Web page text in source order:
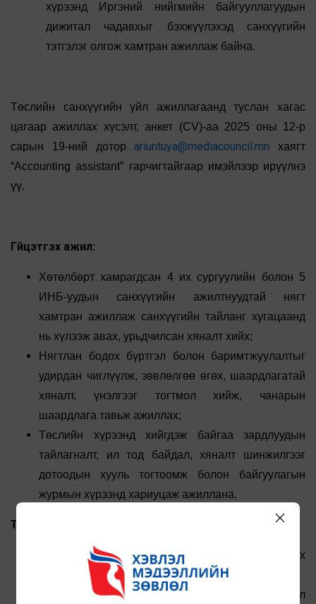
хүрээнд Иргэний нийгмийн байгууллагуудын
дижитал чадавхыг бэхжүүлэхэд санхүүгийн
тэтгэлэг олгож хамтран ажиллаж байна.
Төслийн санхүүгийн үйл ажиллагаанд туслан хагас
цагаар ажиллах хүсэлт, анкет (CV)-аа 2025 оны 12-р
сарын 19-ний дотор ariuntuya@mediacouncil.mn хаягт
“Accounting assistant” гарчигтайгаар имэйлээр ирүүлнэ
үү.
Гүйцэтгэх ажил:
Хөтөлбөрт хамрагдсан 4 их сургуулийн болон 5
ИНБ-уудын санхүүгийн ажилтнуудтай нягт
хамтран ажиллаж санхүүгийн тайланг хугацаанд
нь хүлээж авах, урьдчилсан хяналт хийх;
Нягтлан бодох бүртгэл болон баримтжуулалтыг
удирдан чиглүүлж, зөвлөлгөө өгөх, шаардлагатай
хяналт, үнэлгээг тогтмол хийж, чанарын
шаардлага тавьж ажиллах;
Төслийн хүрээнд хийгдэж байгаа зардлуудын
тайлагналт, ил тод байдал, хяналт шинжилгээг
дотоодын хууль тогтоомж болон байгуулагын
журмын хүрээнд хариуцаж ажиллана.
Тавигдах шаардлага:
Санхүү, нягтлан бодох бүртгэл эсвэл холбогдох
чиглэлээр бакалаврын зэрэгтэй;
Нягтлан бодох бүртгэлийн үндсэн зарчим, Монгол